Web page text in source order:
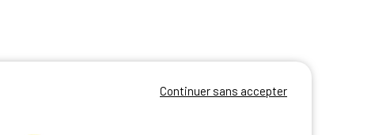
Continuer sans accepter